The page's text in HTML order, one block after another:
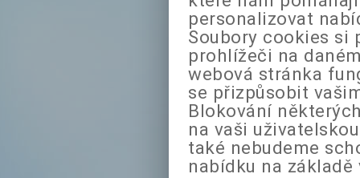
personalizovat
Soubory cookies si
prohlížeči na
webová stránka
se přizpůsobit
Blokování
na vaši
také nebudeme
nabídku na